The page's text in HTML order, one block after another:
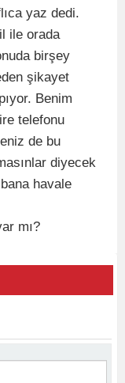
yaz dedi.
ile orada
birşey
şikayet
Benim
telefonu
de bu
diyecek
havale
mı?